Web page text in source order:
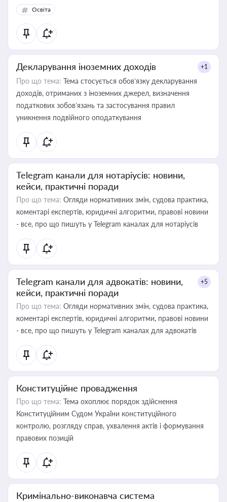
Освіта
Декларування іноземних доходів +1
Про що тема: Тема стосується обов’язку декларування
доходів, отриманих з іноземних джерел, визначення
податкових зобов’язань та застосування правил
уникнення подвійного оподаткування
Telegram канали для нотаріусів: новини,
кейси, практичні поради
Про що тема: Огляди нормативних змін, судова практика,
коментарі експертів, юридичні алгоритми, правові новини
- все, про що пишуть у Telegram каналах для нотаріусів
Telegram канали для адвокатів: новини,
кейси, практичні поради
+5
Про що тема: Огляди нормативних змін, судова практика,
коментарі експертів, юридичні алгоритми, правові новини
- все, про що пишуть у Telegram каналах для адвокатів
Конституційне провадження
Про що тема: Тема охоплює порядок здійснення
Конституційним Судом України конституційного
контролю, розгляду справ, ухвалення актів і формування
правових позицій
Кримінально-виконавча система